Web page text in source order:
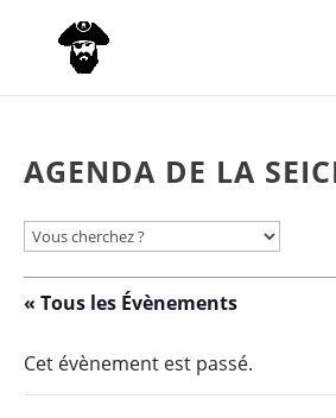
AGENDA DE LA
« Tous les Évènements
Cet évènement est passé.